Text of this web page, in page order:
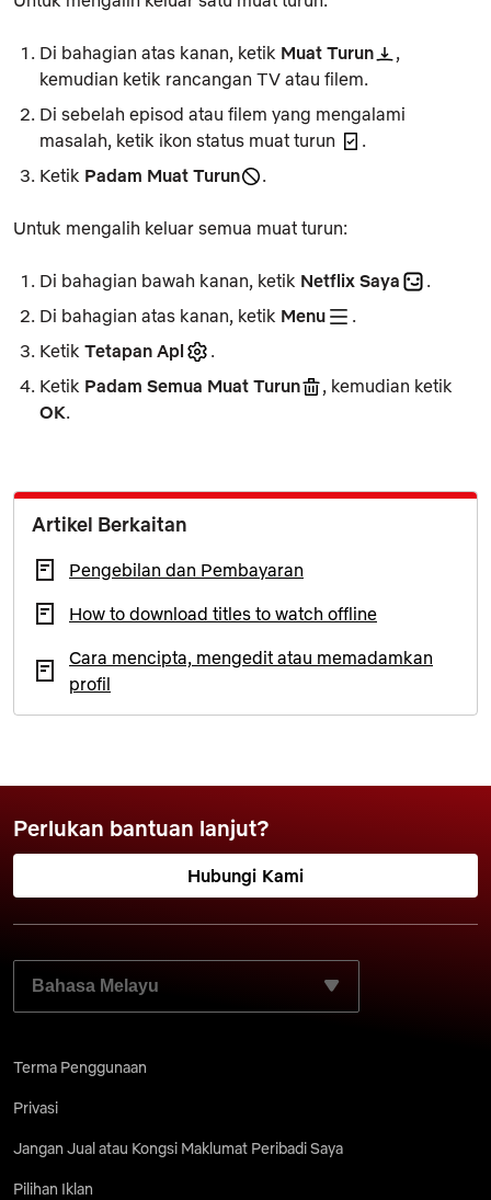
Di bahagian atas kanan, ketik Muat Turun
,
kemudian ketik rancangan TV atau filem.
Di sebelah episod atau filem yang mengalami
masalah, ketik ikon status muat turun
.
Ketik Padam Muat Turun .
Untuk mengalih keluar semua muat turun:
Di bahagian bawah kanan, ketik Netflix Saya
.
Di bahagian atas kanan, ketik Menu
.
Ketik Tetapan Apl
.
Ketik Padam Semua Muat Turun
, kemudian ketik
OK.
Artikel Berkaitan
Pengebilan dan Pembayaran
How to download titles to watch offline
Cara mencipta, mengedit atau memadamkan
profil
Perlukan bantuan lanjut?
Hubungi Kami
PILIH BAHASA PILIHAN ANDA:
Terma Penggunaan
Privasi
Jangan Jual atau Kongsi Maklumat Peribadi Saya
Pilihan Iklan